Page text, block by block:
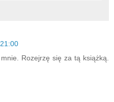
Rozejrzę się za tą książką.